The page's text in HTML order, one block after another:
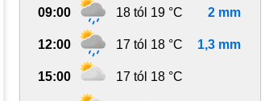
09:00 18 tól 19 °C 2 mm
12:00 17 tól 18 °C 1,3 mm
15:00 17 tól 18 °C